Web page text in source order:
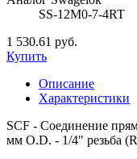
SS-12M0-7-4RT
1 530.61 руб.
Купить
Описание
Характеристики
SCF - Соединение
мм O.D. - 1/4" резьба